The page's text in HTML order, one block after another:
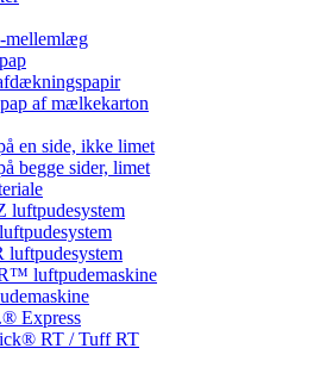
mellemlæg
af mælkekarton
en side, ikke limet
begge sider, limet
luftpudesystem
luftpudemaskine
Express
RT / Tuff RT